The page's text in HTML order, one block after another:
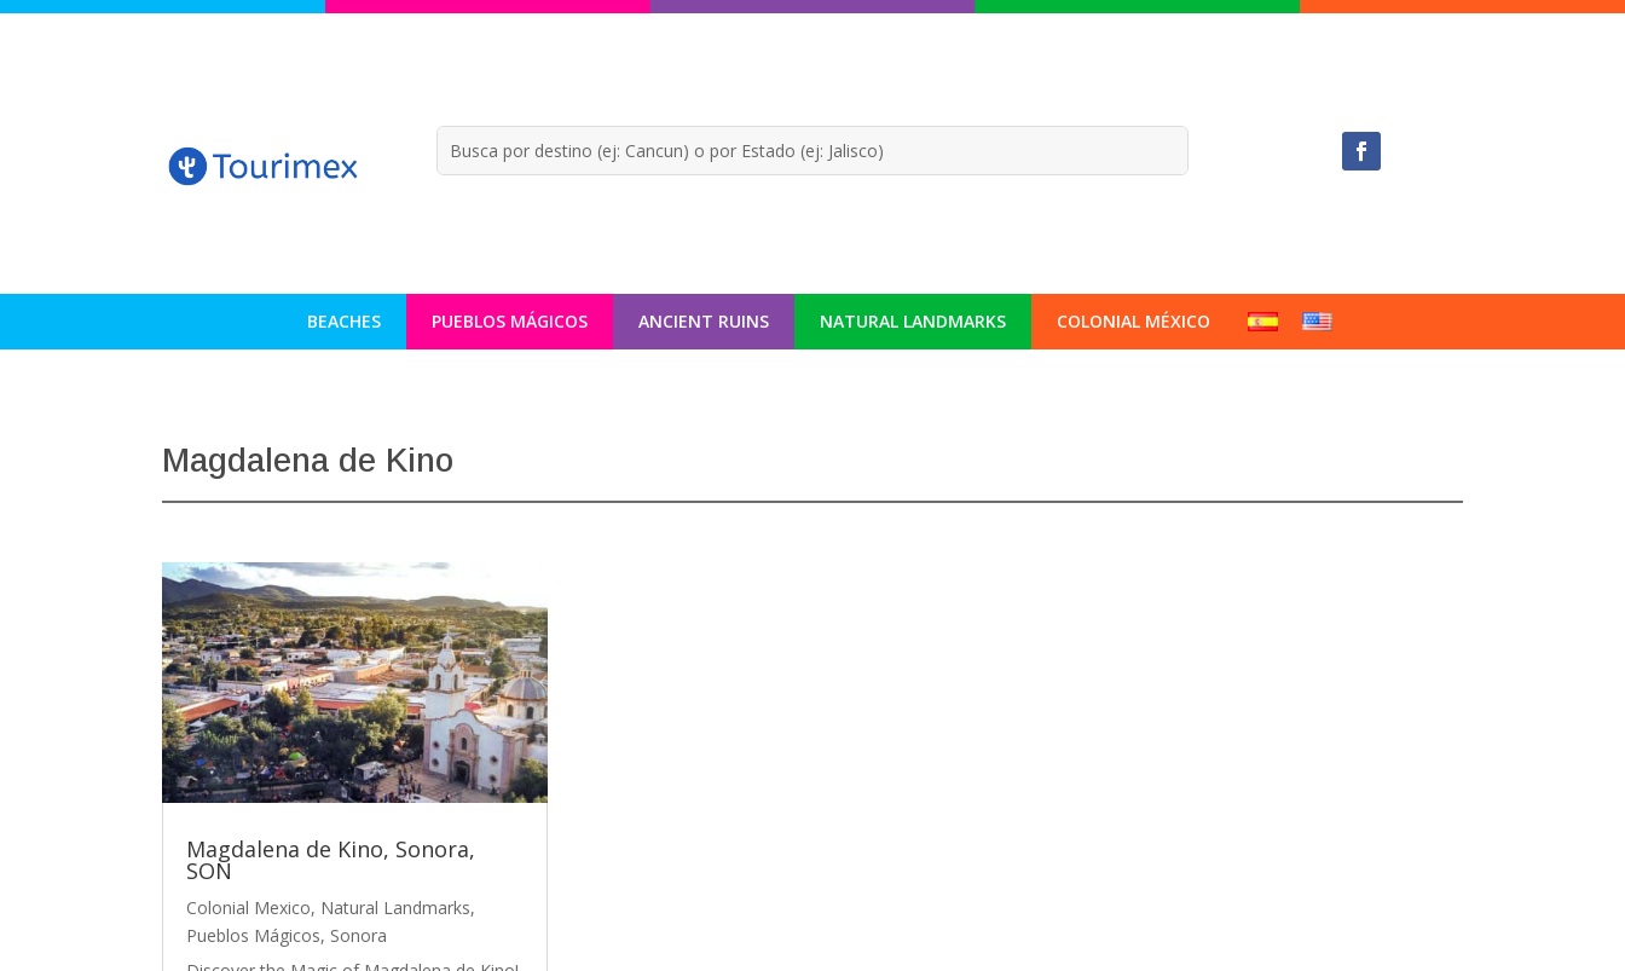
BEACHES PUEBLOS MÁGICOS ANCIENT RUINS NATURAL LANDMARKS COLONIAL MÉXICO
Magdalena de Kino
Magdalena de Kino, Sonora,
SON
Colonial Mexico, Natural Landmarks,
Pueblos Mágicos, Sonora